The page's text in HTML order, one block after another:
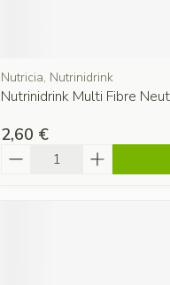
Nutricia, Nutrinidrink
Nutrinidrink Multi Fibre
2,60 €
Quantité